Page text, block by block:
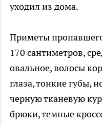
уходил из дома.
Приметы
170 сантиметров,
овальное, волосы
глаза, тонкие губы,
черную тканевую
брюки, темные